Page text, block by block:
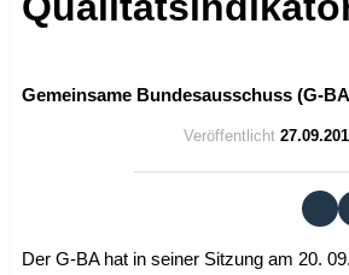
Gemeinsame Bundesausschuss (G-
Veröffentlicht
Der G-BA hat in seiner Sitzung am 20.